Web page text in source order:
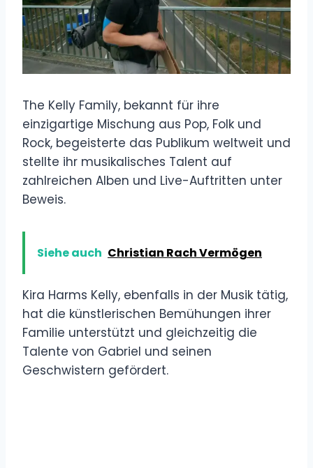
The Kelly Family, bekannt für ihre
einzigartige Mischung aus Pop, Folk und
Rock, begeisterte das Publikum weltweit und
stellte ihr musikalisches Talent auf
zahlreichen Alben und Live-Auftritten unter
Beweis.
Siehe auch Christian Rach Vermögen
Kira Harms Kelly, ebenfalls in der Musik tätig,
hat die künstlerischen Bemühungen ihrer
Familie unterstützt und gleichzeitig die
Talente von Gabriel und seinen
Geschwistern gefördert.